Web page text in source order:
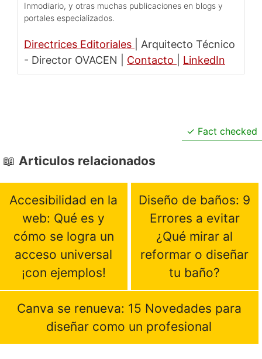
Inmodiario, y otras muchas publicaciones en blogs y
portales especializados.
Directrices Editoriales
Arquitecto Técnico
- Director OVACEN
Contacto LinkedIn
Fact checked
Articulos relacionados
Accesibilidad en la
web: Qué es y
cómo se logra un
acceso universal
¡con ejemplos!
Diseño de baños: 9
Errores a evitar
¿Qué mirar al
reformar o diseñar
tu baño?
Canva se renueva: 15 Novedades para
diseñar como un profesional